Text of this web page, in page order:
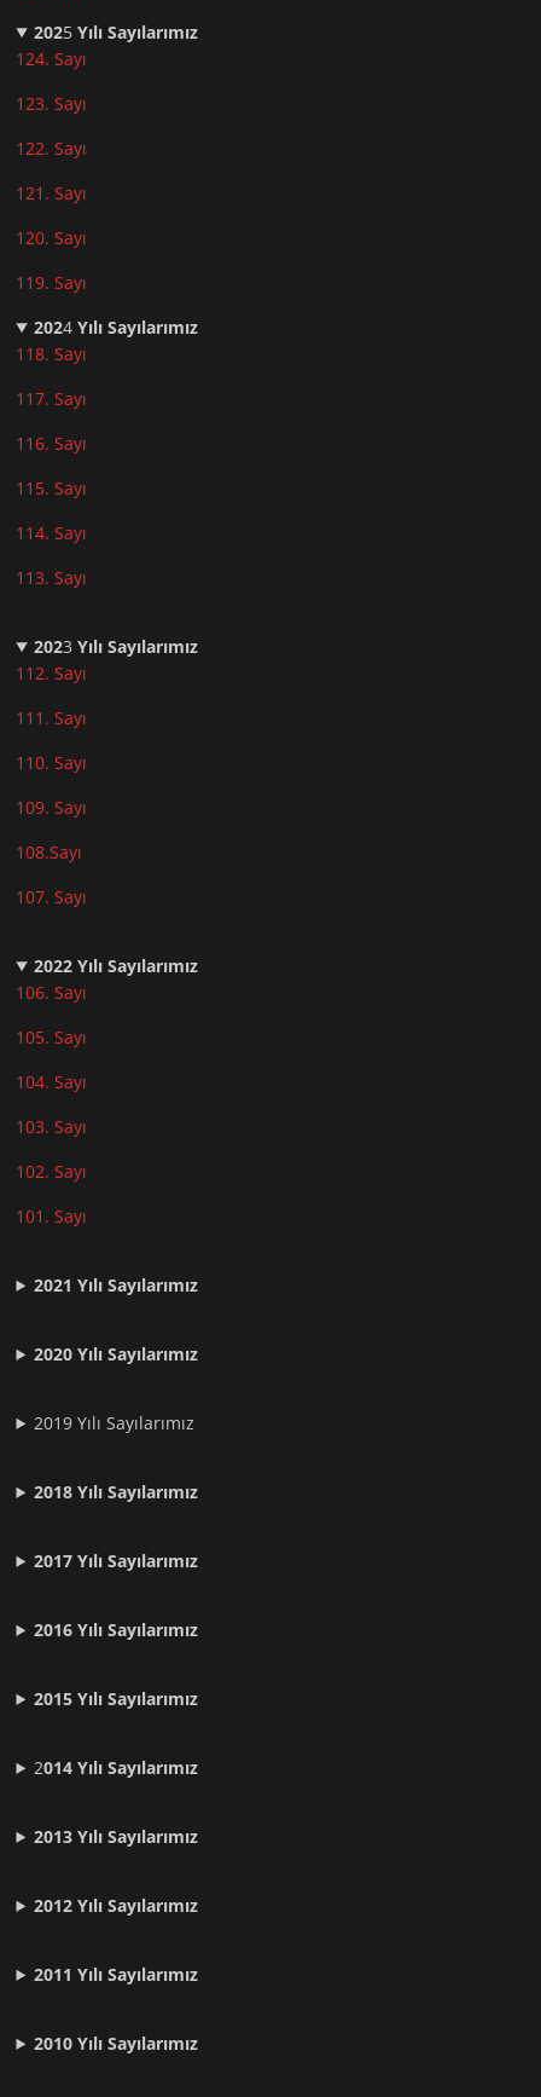
2025Yılı Sayılarımız
124. Sayı
123. Sayı
122. Sayı
121. Sayı
120. Sayı
119. Sayı
2024Yılı Sayılarımız
118. Sayı
117. Sayı
116. Sayı
115. Sayı
114. Sayı
113. Sayı
2023Yılı Sayılarımız
112. Sayı
111. Sayı
110. Sayı
109. Sayı
108.Sayı
107. Sayı
2022 Yılı Sayılarımız
106. Sayı
105. Sayı
104. Sayı
103. Sayı
102. Sayı
101. Sayı
2021 Yılı Sayılarımız
2020 Yılı Sayılarımız
2019 Yılı Sayılarımız
2018 Yılı Sayılarımız
2017 Yılı Sayılarımız
2016 Yılı Sayılarımız
2015 Yılı Sayılarımız
2014 Yılı Sayılarımız
2013 Yılı Sayılarımız
2012 YılıSayılarımız
2011 YılıSayılarımız
2010 YılıSayılarımız